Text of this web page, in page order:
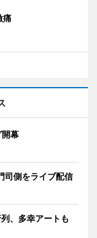
痛
幕
司側をライブ配信
、多幸アートも